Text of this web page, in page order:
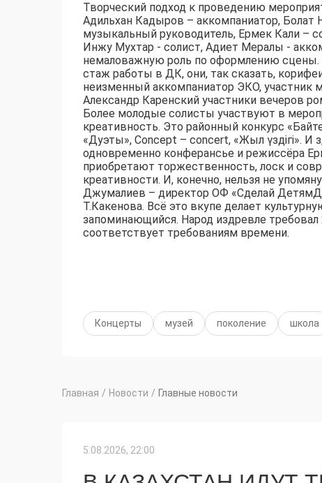
Творческий подход к проведению
Адильхан Кадыров – аккомпаниатор, Болат
музыкальный руководитель, Ермек Кали –
Инжу Мухтар - солист, Адиет Мералы -
немаловажную роль по оформлению сцены.
стаж работы в ДК, они, так сказать,
неизменный аккомпаниатор ЭКО, участник
Александр Каренский участники вечеров
Более молодые солисты участвуют в
креативность. Это районный конкурс
«Дуэты», Concept – concert, «Жыл үздігі». И
одновременно конферансье и режиссёра
приобретают торжественность, лоск и
креативности. И, конечно, нельзя не
Джумалиев – директор ОФ «Сделай
Т.Какенова. Всё это вкупе делает
запоминающийся. Народ издревле
соответствует требованиям времени.
Концерты музей поколение школа
Главная / Новости / Главные новости
5.08.2026, 22:00